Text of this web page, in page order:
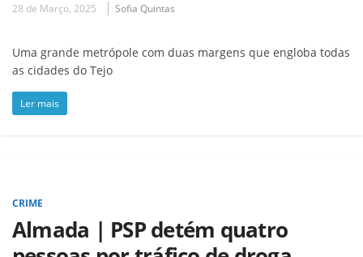
28 de Março, 2025 Sofia Quintas
Uma grande metrópole com duas margens que engloba todas
as cidades do Tejo
Ler mais
CRIME
Almada | PSP detém quatro